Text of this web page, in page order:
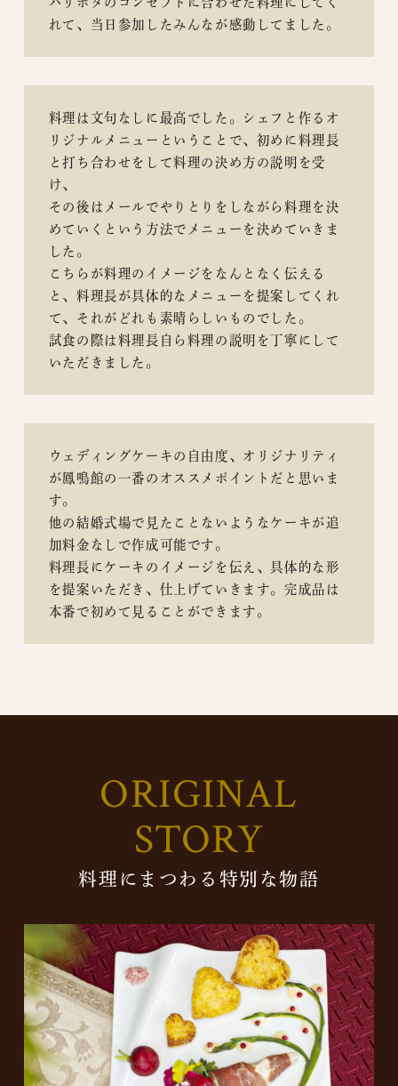
れて、当日参加したみんなが感動してました。
料理は文句なしに最高でした。シェフと作るオ
リジナルメニューということで、初めに料理長
と打ち合わせをして料理の決め方の説明を受
け、
その後はメールでやりとりをしながら料理を決
めていくという方法でメニューを決めていきま
した。
こちらが料理のイメージをなんとなく伝える
と、料理長が具体的なメニューを提案してくれ
て、それがどれも素晴らしいものでした。
試食の際は料理長自ら料理の説明を丁寧にして
いただきました。
ウェディングケーキの自由度、オリジナリティ
が鳳鳴館の一番のオススメポイントだと思いま
す。
他の結婚式場で見たことないようなケーキが追
加料金なしで作成可能です。
料理長にケーキのイメージを伝え、具体的な形
を提案いただき、仕上げていきます。完成品は
本番で初めて見ることができます。
ORIGINAL
STORY
料理にまつわる特別な物語